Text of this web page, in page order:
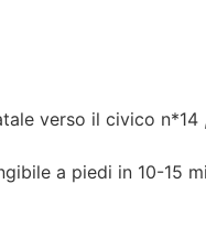
verso il civico
a piedi in 10-15